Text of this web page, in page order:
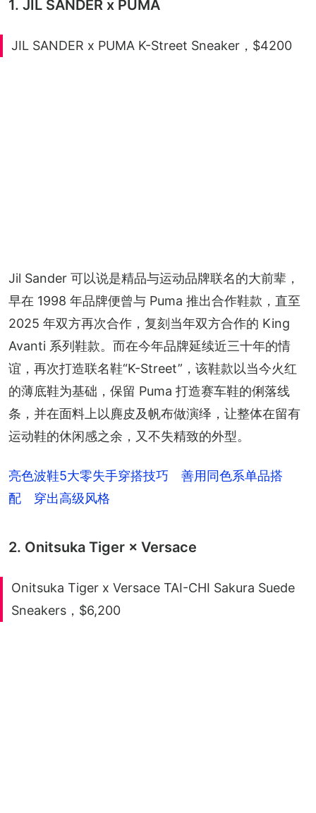
1. JIL SANDER x PUMA
JIL SANDER x PUMA K-Street Sneaker，$4200
Jil Sander 可以说是精品与运动品牌联名的大前辈，
早在 1998 年品牌便曾与 Puma 推出合作鞋款，直至
2025 年双方再次合作，复刻当年双方合作的 King
Avanti 系列鞋款。而在今年品牌延续近三十年的情
谊，再次打造联名鞋“K-Street”，该鞋款以当今火红
的薄底鞋为基础，保留 Puma 打造赛车鞋的俐落线
条，并在面料上以麂皮及帆布做演绎，让整体在留有
运动鞋的休闲感之余，又不失精致的外型。
亮色波鞋5大零失手穿搭技巧 善用同色系单品搭
配 穿出高级风格
2. Onitsuka Tiger × Versace
Onitsuka Tiger x Versace TAI-CHI Sakura Suede
Sneakers，$6,200